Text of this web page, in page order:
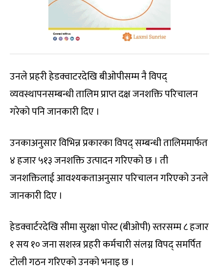
उनले प्रहरी हेडक्वाटरदेखि बीओपीसम्म नै विपद्
व्यवस्थापनसम्बन्धी तालिम प्राप्त दक्ष जनशक्ति परिचालन
गरेको पनि जानकारी दिए ।
उनकाअनुसार विभिन्न प्रकारका विपद् सम्बन्धी तालिममार्फत
४ हजार ५१३ जनशक्ति उत्पादन गरिएको छ । ती
जनशक्तिलाई आवश्यकताअनुसार परिचालन गरिएको उनले
जानकारी दिए ।
हेडक्वार्टरदेखि सीमा सुरक्षा पोस्ट (बीओपी) स्तरसम्म ८ हजार
१ सय १० जना सशस्त्र प्रहरी कर्मचारी संलग्न विपद् समर्पित
टोली गठन गरिएको उनको भनाइ छ ।